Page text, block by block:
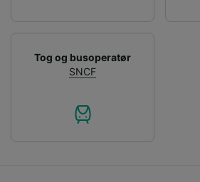
Tog og busoperatør
SNCF